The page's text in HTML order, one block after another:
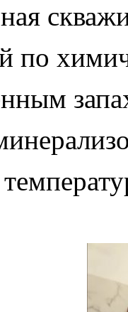
по